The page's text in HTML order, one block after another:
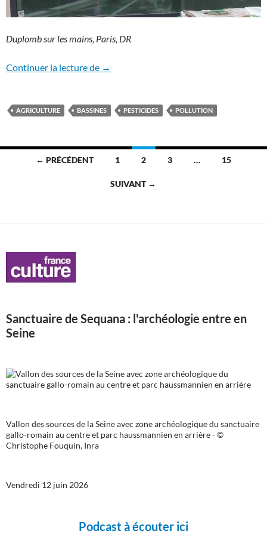
Duplomb sur les mains, Paris, DR
Continuer la lecture de Mobilisation extraordinaire contre la loi
→
AGRICULTURE BASSINES PESTICIDES POLLUTION
Navigation
← PRÉCÉDENT 1 2 3 … 15
SUIVANT →
Sanctuaire de Sequana : l'archéologie entre en
Seine
Vallon des sources de la Seine avec zone archéologique du sanctuaire
gallo-romain au centre et parc haussmannien en arrière - ©
Christophe Fouquin, Inra
Vendredi 12 juin 2026
Podcast à écouter ici